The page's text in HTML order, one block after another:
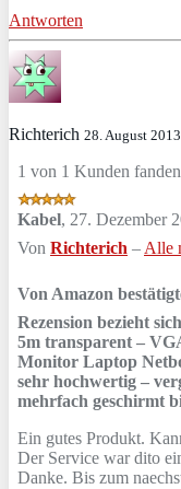
Antworten
Richterich 28. August
1 von 1 Kunden
Kabel, 27. Dezember
Von Richterich – Alle
Von Amazon
Rezension bezieht
5m transparent –
Monitor Laptop
sehr hochwertig –
mehrfach geschirmt
Ein gutes Produkt.
Der Service war dito
Danke. Bis zum